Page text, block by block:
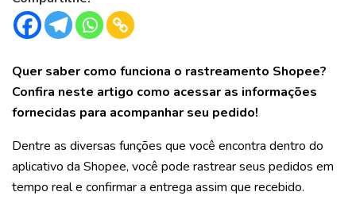
Quer saber como funciona o rastreamento Shopee?
Confira neste artigo como acessar as informações
fornecidas para acompanhar seu pedido!
Dentre as diversas funções que você encontra dentro do
aplicativo da Shopee, você pode rastrear seus pedidos em
tempo real e confirmar a entrega assim que recebido.